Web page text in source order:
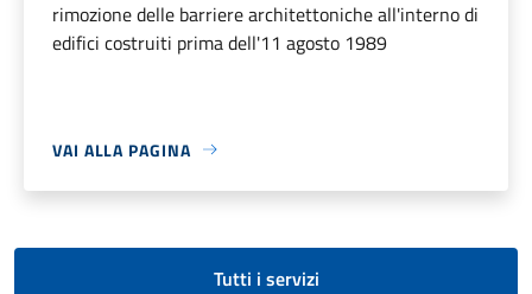
rimozione delle barriere architettoniche all'interno di
edifici costruiti prima dell'11 agosto 1989
VAI ALLA PAGINA
Tutti i servizi